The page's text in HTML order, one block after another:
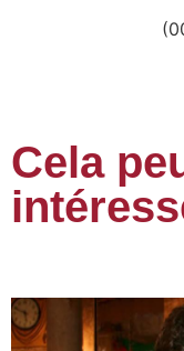
Cela